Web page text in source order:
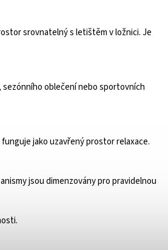
srovnatelný s letištěm v ložnici. Je
oblečení nebo sportovních
jako uzavřený prostor relaxace.
jsou dimenzovány pro pravidelnou